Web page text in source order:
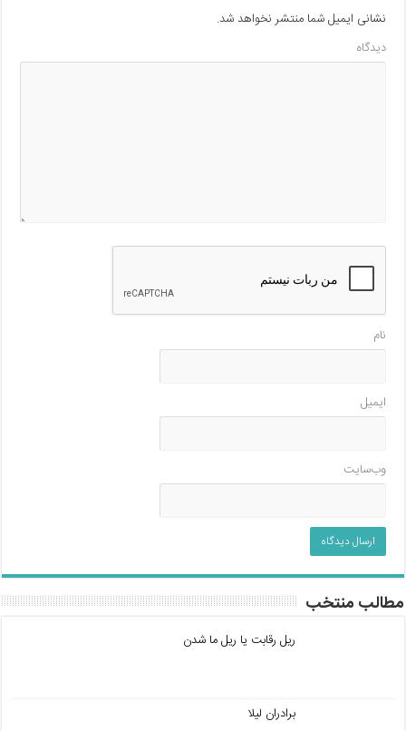
نشانی ایمیل شما منتشر نخواهد شد.
دیدگاه
نام
ایمیل
وب‌سایت
مطالب منتخب
ریل رقابت یا ریل ما شدن
برادران لیلا